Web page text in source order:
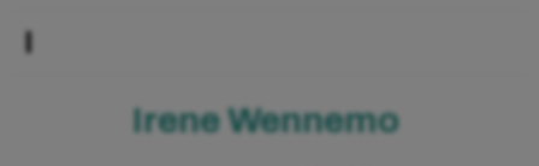
I
Irene Wennemo